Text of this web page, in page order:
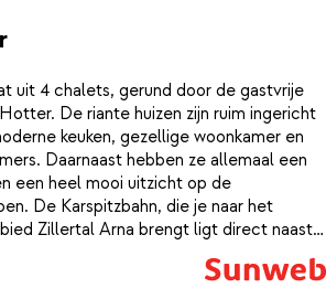
uit 4 chalets, gerund door de gastvrije
De riante huizen zijn ruim ingericht
keuken, gezellige woonkamer en
Daarnaast hebben ze allemaal een
een heel mooi uitzicht op de
De Karspitzbahn, die je naar het
Zillertal Arna brengt ligt direct naast
dag in de frisse berglucht, kun je weer
sfeervolle chalet. Maak zelf een diner